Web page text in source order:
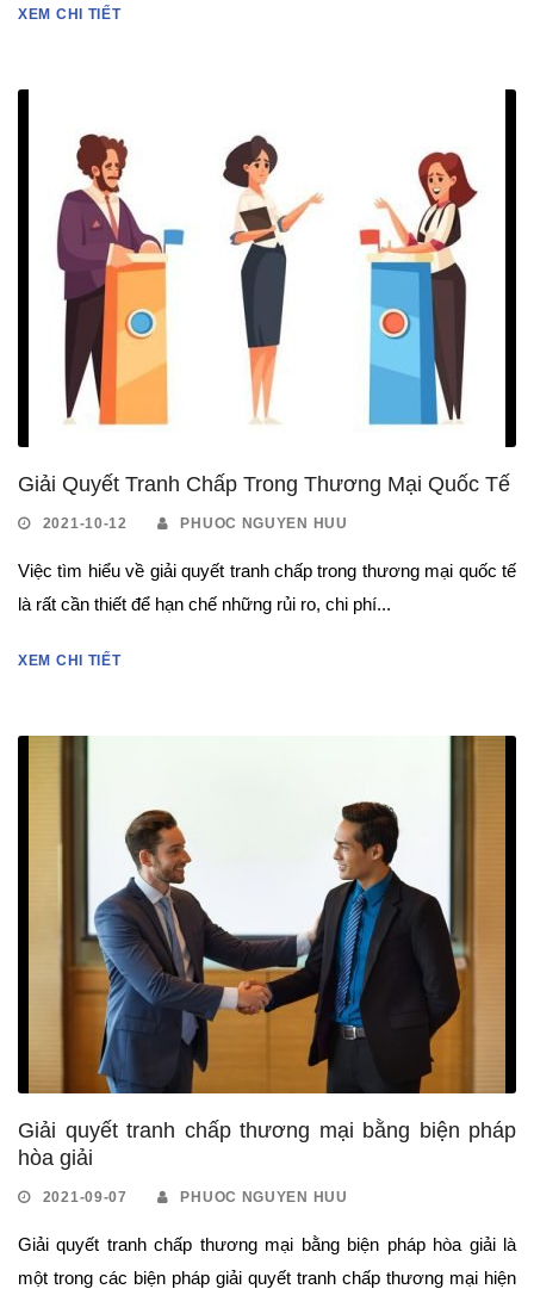
XEM CHI TIẾT
Giải Quyết Tranh Chấp Trong Thương Mại Quốc Tế
2021-10-12 PHUOC NGUYEN HUU
Việc tìm hiểu về giải quyết tranh chấp trong thương mại quốc tế
là rất cần thiết để hạn chế những rủi ro, chi phí...
XEM CHI TIẾT
Giải quyết tranh chấp thương mại bằng biện pháp
hòa giải
2021-09-07 PHUOC NGUYEN HUU
Giải quyết tranh chấp thương mại bằng biện pháp hòa giải là
một trong các biện pháp giải quyết tranh chấp thương mại hiện